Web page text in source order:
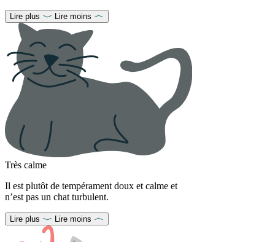
Lire plus Lire moins
Très calme
Il est plutôt de tempérament doux et calme et
n’est pas un chat turbulent.
Lire plus Lire moins